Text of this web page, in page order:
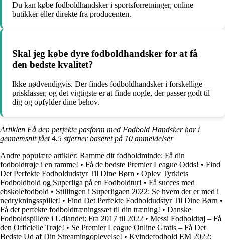
Du kan købe fodboldhandsker i sportsforretninger, online
butikker eller direkte fra producenten.
Skal jeg købe dyre fodboldhandsker for at få
den bedste kvalitet?
Ikke nødvendigvis. Der findes fodboldhandsker i forskellige
prisklasser, og det vigtigste er at finde nogle, der passer godt til
dig og opfylder dine behov.
Artiklen Få den perfekte pasform med Fodbold Handsker har i
gennemsnit fået4.5 stjerner baseret på 10 anmeldelser
Andre populære artikler: Ramme dit fodboldminde: Få din
fodboldtrøje i en ramme! • Få de bedste Premier League Odds! • Find
Det Perfekte Fodboldudstyr Til Dine Børn • Oplev Tyrkiets
Fodboldhold og Superliga på en Fodboldtur! • Få succes med
ebskolefodbold • Stillingen i Superligaen 2022: Se hvem der er med i
nedrykningsspillet! • Find Det Perfekte Fodboldudstyr Til Dine Børn •
Få det perfekte fodboldtræningssæt til din træning! • Danske
Fodboldspillere i Udlandet: Fra 2017 til 2022 • Messi Fodboldtøj – Få
den Officielle Trøje! • Se Premier League Online Gratis – Få Det
Bedste Ud af Din Streamingoplevelse! • Kvindefodbold EM 2022: